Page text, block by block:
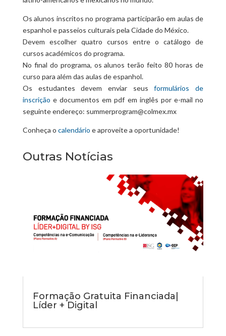
Os alunos inscritos no programa participarão em aulas de
espanhol e passeios culturais pela Cidade do México.
Devem escolher quatro cursos entre o catálogo de
cursos académicos do programa.
No final do programa, os alunos terão feito 80 horas de
curso para além das aulas de espanhol.
Os estudantes devem enviar seusformulários de
inscrição e documentos em pdf em inglês por e-mail no
seguinte endereço: summerprogram@colmex.mx
Conheça o calendário e aproveite a oportunidade!
Outras Notícias
Formação Gratuita Financiada|
Líder + Digital